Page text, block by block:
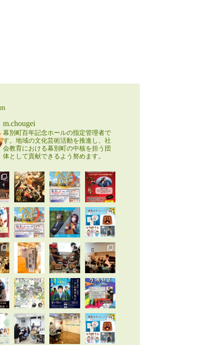
m.chougei
幕別町百年記念ホールの指定管理者で
す。地域の文化芸術活動を推進し、社
会教育における幕別町の中核を担う団
体として貢献できるよう努めます。